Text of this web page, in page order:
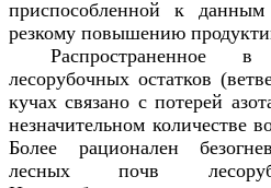
приспособленной к
резкому повышению
Распространенное
лесорубочных остатков
кучах связано с потерей
незначительном количестве
Более рационален
лесных почв